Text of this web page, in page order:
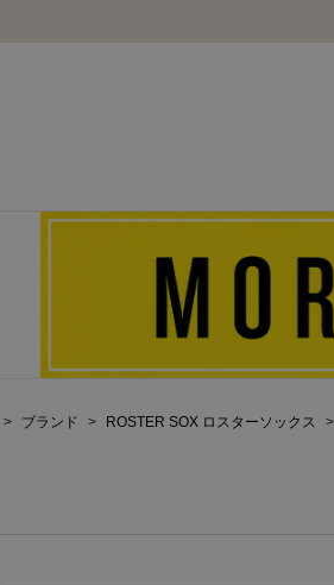
ブランド ROSTER SOX ロスターソックス